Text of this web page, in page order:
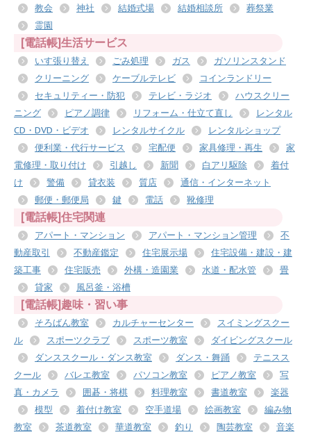
教会
神社 結婚式場 結婚相談所
葬祭業
霊園
[電話帳]生活サービス
いす張り替え ごみ処理 ガス
ガソリンスタンド
クリーニング
ケーブルテレビ
コインランドリー
セキュリティー・防犯
テレビ・ラジオ
ハウスクリー
ニング
ピアノ調律 リフォーム・仕立て直し
レンタル
CD・DVD・ビデオ
レンタルサイクル
レンタルショップ
便利業・代行サービス
宅配便 家具修理・再生
家
電修理・取り付け
引越し 新聞 白アリ駆除
着付
け
警備 貸衣装 質店
通信・インターネット
郵便・郵便局
鍵 電話 靴修理
[電話帳]住宅関連
アパート・マンション アパート・マンション管理
不
動産取引
不動産鑑定 住宅展示場
住宅設備・建設・建
築工事
住宅販売 外構・造園業 水道・配水管
畳
貸家
風呂釜・浴槽
[電話帳]趣味・習い事
そろばん教室 カルチャーセンター
スイミングスクー
ル
スポーツクラブ スポーツ教室
ダイビングスクール
ダンススクール・ダンス教室
ダンス・舞踊
テニスス
クール
バレエ教室 パソコン教室 ピアノ教室
写
真・カメラ
囲碁・将棋 料理教室 書道教室
楽器
模型
着付け教室 空手道場 絵画教室
編み物
教室
茶道教室 華道教室 釣り 陶芸教室
音楽